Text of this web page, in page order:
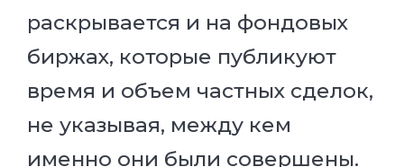
раскрывается и на фондовых
биржах, которые публикуют
время и объем частных сделок,
не указывая, между кем
именно они были совершены.